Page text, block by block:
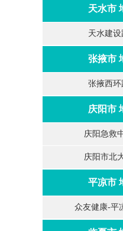
天水市
天水建
张掖市
张掖西环
庆阳市
庆阳急救
庆阳市北
平凉市
众友健康-平